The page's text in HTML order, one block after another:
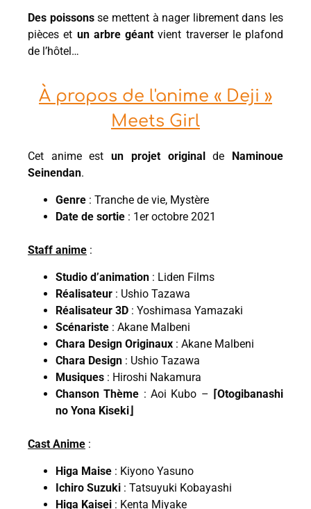
Des poissonsse mettent à nager librement dans les
pièces et un arbre géant vient traverser le plafond
de l’hôtel…
À propos de l'anime « Deji »
Meets Girl
Cet anime estun projet original de
Naminoue
Seinendan.
Genre : Tranche de vie, Mystère
Date de sortie : 1er octobre 2021
Staff anime :
Studio d’animation : Liden Films
Réalisateur : Ushio Tazawa
Réalisateur 3D : Yoshimasa Yamazaki
Scénariste : Akane Malbeni
Chara Design Originaux : Akane Malbeni
Chara Design : Ushio Tazawa
Musiques : Hiroshi Nakamura
Chanson Thème : Aoi Kubo – ⌈Otogibanashi
no Yona Kiseki⌋
Cast Anime :
Higa Maise : Kiyono Yasuno
Ichiro Suzuki : Tatsuyuki Kobayashi
Higa Kaisei : Kenta Miyake